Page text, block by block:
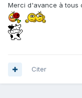
Merci d'avance à tous
Citer